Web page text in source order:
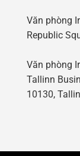
Văn phòng
Republic
Văn phòng
Tallinn
10130,